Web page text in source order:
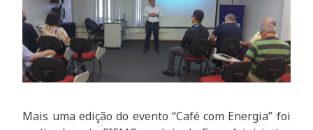
Mais uma edição do evento “Café com Energia” foi